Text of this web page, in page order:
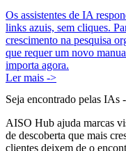
Os assistentes de IA
links azuis, sem cliques.
crescimento na pesquisa
que requer um novo
importa agora.
Ler mais ->
Seja encontrado pelas IAs
AISO Hub ajuda marcas
de descoberta que mais
clientes deixem de o